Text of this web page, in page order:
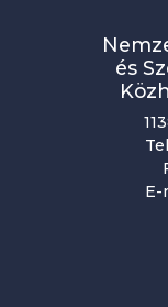
és
E-